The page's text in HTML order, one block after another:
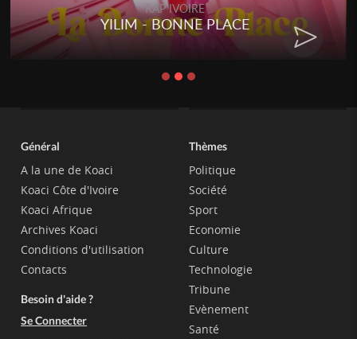
RAP IVOIRE
YILIM - BONNE PLACE
Général
A la une de Koaci
Koaci Côte d'Ivoire
Koaci Afrique
Archives Koaci
Conditions d'utilisation
Contacts
Besoin d'aide ?
Se Connecter
Thèmes
Politique
Société
Sport
Economie
Culture
Technologie
Tribune
Evènement
Santé